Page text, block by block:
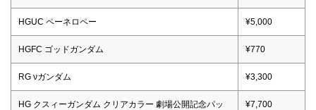
HGUC ペーネロペー ¥5,000
HGFC ゴッドガンダム ¥770
RG νガンダム ¥3,300
HG クスィーガンダム クリアカラー 劇場公開記念パッ
¥7,700